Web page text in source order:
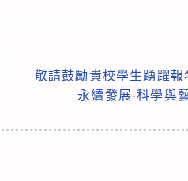
敬請鼓勵貴校學生踴躍
永續發展-科學與